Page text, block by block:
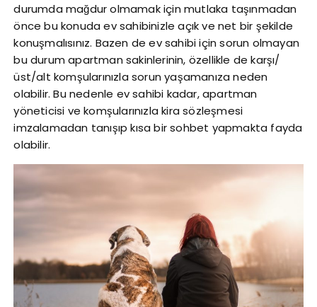
durumda mağdur olmamak için mutlaka taşınmadan
önce bu konuda ev sahibinizle açık ve net bir şekilde
konuşmalısınız. Bazen de ev sahibi için sorun olmayan
bu durum apartman sakinlerinin, özellikle de karşı/
üst/alt komşularınızla sorun yaşamanıza neden
olabilir. Bu nedenle ev sahibi kadar, apartman
yöneticisi ve komşularınızla kira sözleşmesi
imzalamadan tanışıp kısa bir sohbet yapmakta fayda
olabilir.